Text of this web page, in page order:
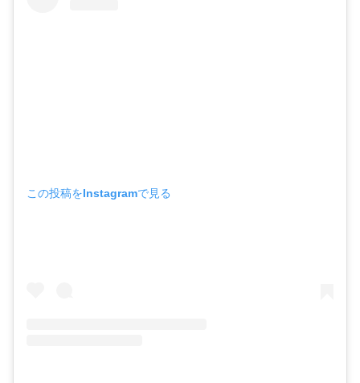
この投稿をInstagramで見る